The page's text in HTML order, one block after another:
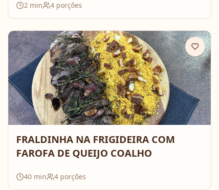
2 min 4 porções
FRALDINHA NA FRIGIDEIRA COM
FAROFA DE QUEIJO COALHO
40 min 4 porções